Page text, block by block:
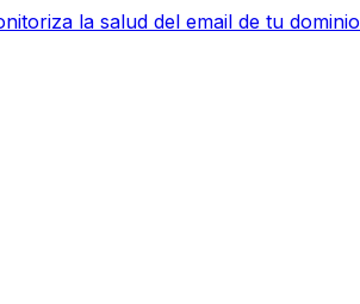
la salud del email de tu dominio